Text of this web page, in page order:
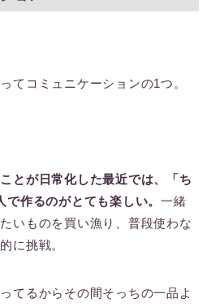
てコミュニケーションの1つ。
とが日常化した最近では、「ち
で作るのがとても楽しい。一緒
いものを買い漁り、普段使わな
に挑戦。
てるからその間そっちの一品よ